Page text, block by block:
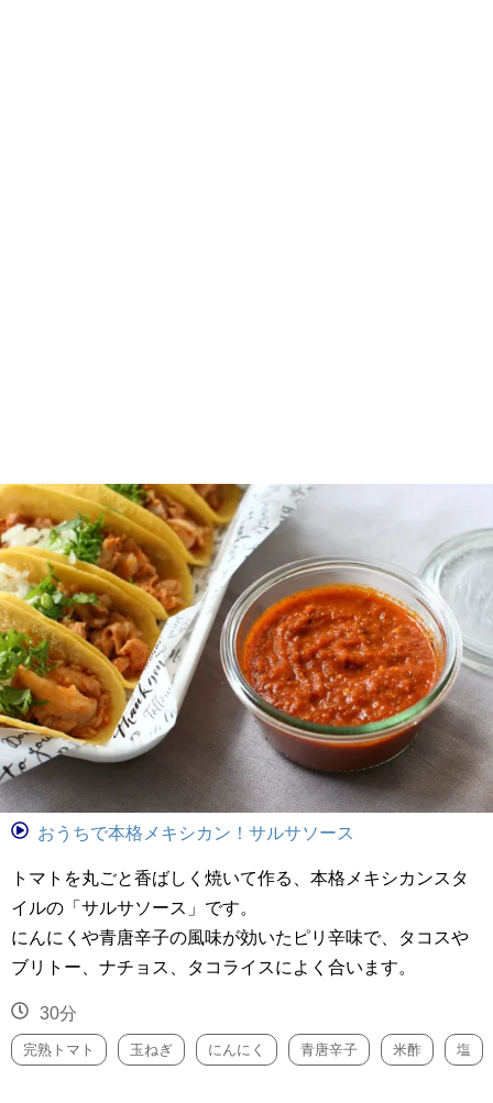
おうちで本格メキシカン！サルサソース
トマトを丸ごと香ばしく焼いて作る、本格メキシカンスタ
イルの「サルサソース」です。
にんにくや青唐辛子の風味が効いたピリ辛味で、タコスや
ブリトー、ナチョス、タコライスによく合います。
30分
完熟トマト 玉ねぎ にんにく 青唐辛子 米酢 塩